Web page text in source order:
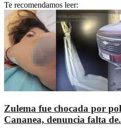
Te recomendamos leer:
Zulema fue chocada por
Cananea, denuncia falta